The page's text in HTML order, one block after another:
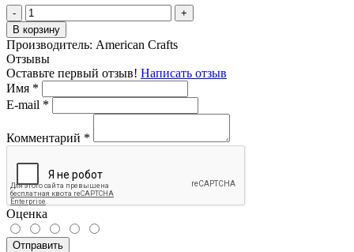
-
+
В корзину
Производитель: American Crafts
Отзывы
Оставьте первый отзыв! Написать отзыв
Имя *
E-mail *
Комментарий *
Оценка
Отправить